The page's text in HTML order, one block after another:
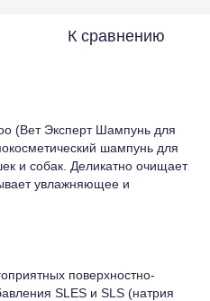
К сравнению
(Вет Эксперт Шампунь для
шампунь для
и собак. Деликатно очищает
увлажняющее и
поверхностно-
SLES и SLS (натрия